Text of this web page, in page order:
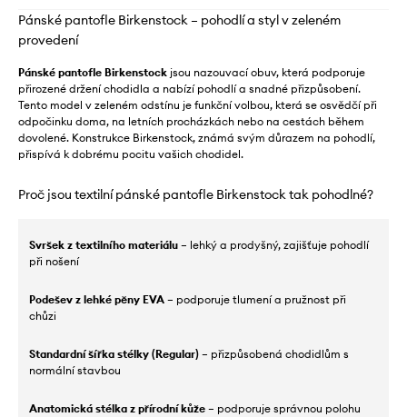
Pánské pantofle Birkenstock – pohodlí a styl v zeleném
provedení
Pánské pantofle Birkenstock jsou nazouvací obuv, která podporuje
přirozené držení chodidla a nabízí pohodlí a snadné přizpůsobení.
Tento model v zeleném odstínu je funkční volbou, která se osvědčí při
odpočinku doma, na letních procházkách nebo na cestách během
dovolené. Konstrukce Birkenstock, známá svým důrazem na pohodlí,
přispívá k dobrému pocitu vašich chodidel.
Proč jsou textilní pánské pantofle Birkenstock tak pohodlné?
Svršek z textilního materiálu – lehký a prodyšný, zajišťuje pohodlí
při nošení
Podešev z lehké pěny EVA – podporuje tlumení a pružnost při
chůzi
Standardní šířka stélky (Regular) – přizpůsobená chodidlům s
normální stavbou
Anatomická stélka z přírodní kůže – podporuje správnou polohu